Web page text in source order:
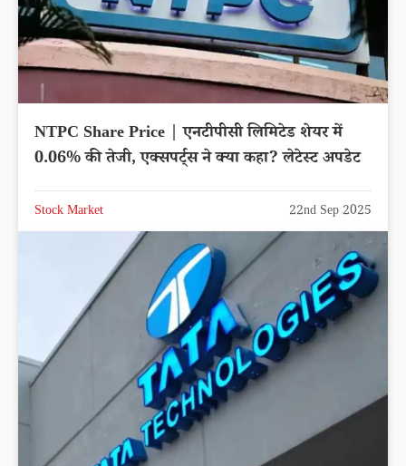
NTPC Share Price | एनटीपीसी लिमिटेड शेयर में
0.06% की तेजी, एक्सपर्ट्स ने क्या कहा? लेटेस्ट अपडेट
Stock Market 22nd Sep 2025